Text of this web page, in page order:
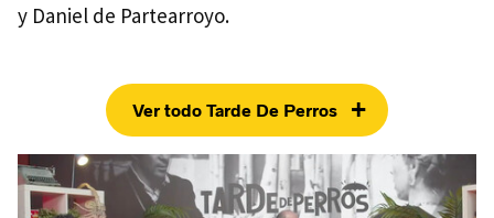
y Daniel de Partearroyo.
Ver todo Tarde De Perros +